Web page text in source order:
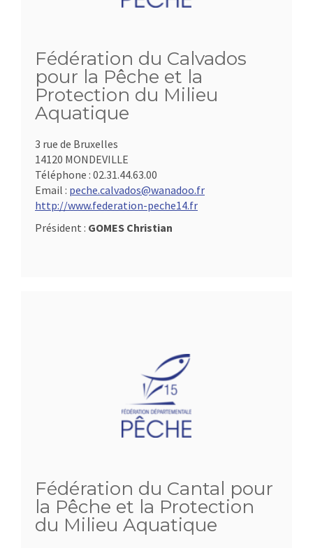
Fédération du Calvados
pour la Pêche et la
Protection du Milieu
Aquatique
3 rue de Bruxelles
14120 MONDEVILLE
Téléphone : 02.31.44.63.00
Email : peche.calvados@wanadoo.fr
http://www.federation-peche14.fr
Président : GOMES Christian
Fédération du Cantal pour
la Pêche et la Protection
du Milieu Aquatique